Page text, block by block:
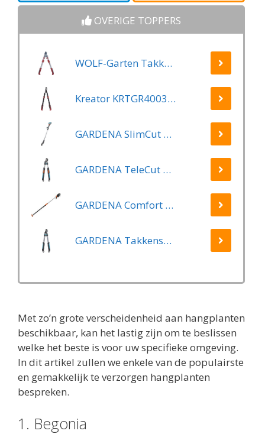
OVERIGE TOPPERS
WOLF-Garten Takkenschaar POWER CUT RR*** 900 T - lengte 650-900mm - telescoop - aluminium hefboomarmen - 4x meer kracht - messpanning instelbaar
Kreator KRTGR4003 Telescopische takkenschaar – Jong hout - Knipdiameter: Ø34 mm
GARDENA SlimCut Takkenschaar -28mm- Met Hefboommechanisme
GARDENA TeleCut Telescopische - Takkenschaar 520-670B - 42 mm Verstelbare Lengte
GARDENA Comfort Takkenschaar StarCut 160 - Snoeischaar - Reikwijdte ca. 3.5 m - Max Knipdiameter 32 mm
GARDENA Takkenschaar EasyCut 500 B EasyCut
Met zo’n grote verscheidenheid aan hangplanten
beschikbaar, kan het lastig zijn om te beslissen
welke het beste is voor uw specifieke omgeving.
In dit artikel zullen we enkele van de populairste
en gemakkelijk te verzorgen hangplanten
bespreken.
1. Begonia